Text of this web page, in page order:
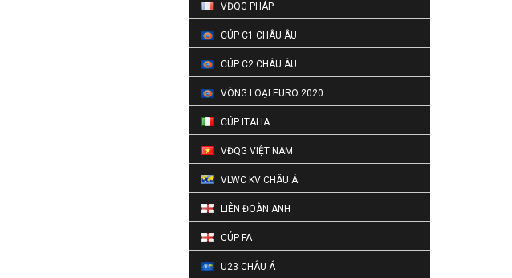
VĐQG PHÁP
CÚP C1 CHÂU ÂU
CÚP C2 CHÂU ÂU
VÒNG LOẠI EURO 2020
CÚP ITALIA
VĐQG VIỆT NAM
VLWC KV CHÂU Á
LIÊN ĐOÀN ANH
CÚP FA
U23 CHÂU Á